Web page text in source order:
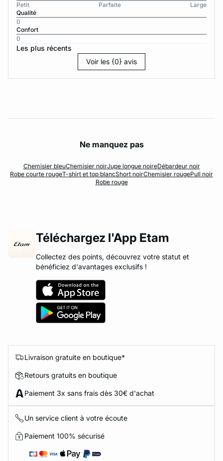
Petit
Parfaite
Large
Qualité
0
Confort
0
Les plus récents
Voir les {0} avis
Ne manquez pas
Chemisier bleuChemisier noirJupe longue noireDébardeur noir
Robe courte rougeT-shirt et top blancShort noirChemisier rougePull noir
Robe rouge
Téléchargez l'App Etam
Collectez des points, découvrez votre statut et
bénéficiez d'avantages exclusifs !
Livraison gratuite en boutique*
Retours gratuits en boutique
Paiement 3x sans frais dès 30€ d'achat
Un service client à votre écoute
Paiement 100% sécurisé